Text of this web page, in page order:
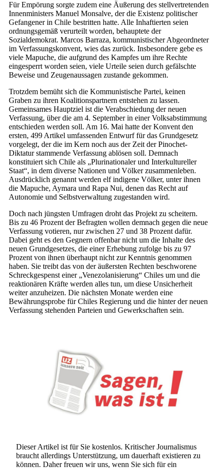
Für Empörung sorgte zudem eine Äußerung des stellvertretenden
Innenministers Manuel Monsalve, der die Existenz politischer
Gefangener in Chile bestritten hatte. Alle Inhaftierten seien
ordnungsgemäß verurteilt worden, behauptete der
Sozialdemokrat. Marcos Barraza, kommunistischer Abgeordneter
im Verfassungskonvent, wies das zurück. Insbesondere gebe es
viele Mapuche, die aufgrund des Kampfes um ihre Rechte
eingesperrt worden seien, viele Urteile seien durch gefälschte
Beweise und Zeugenaussagen zustande gekommen.
Trotzdem bemüht sich die Kommunistische Partei, keinen
Graben zu ihren Koalitionspartnern entstehen zu lassen.
Gemeinsames Hauptziel ist die Verabschiedung der neuen
Verfassung, über die am 4. September in einer Volksabstimmung
entschieden werden soll. Am 16. Mai hatte der Konvent den
ersten, 499 Artikel umfassenden Entwurf für das Grundgesetz
vorgelegt, der die im Kern noch aus der Zeit der Pinochet-
Diktatur stammende Verfassung ablösen soll. Demnach
konstituiert sich Chile als „Plurinationaler und Interkultureller
Staat“, in dem diverse Nationen und Völker zusammenleben.
Ausdrücklich genannt werden elf indigene Völker, unter ihnen
die Mapuche, Aymara und Rapa Nui, denen das Recht auf
Autonomie und Selbstverwaltung zugestanden wird.
Doch nach jüngsten Umfragen droht das Projekt zu scheitern.
Bis zu 46 Prozent der Befragten wollen demnach gegen die neue
Verfassung votieren, nur zwischen 27 und 38 Prozent dafür.
Dabei geht es den Gegnern offenbar nicht um die Inhalte des
neuen Grundgesetzes, die einer Erhebung zufolge bis zu 97
Prozent von ihnen überhaupt nicht zur Kenntnis genommen
haben. Sie treibt das von der äußersten Rechten beschworene
Schreckgespenst einer „Venezolanisierung“ Chiles um und die
reaktionären Kräfte werden alles tun, um diese Unsicherheit
weiter anzuheizen. Die nächsten Monate werden eine
Bewährungsprobe für Chiles Regierung und die hinter der neuen
Verfassung stehenden Parteien und Gewerkschaften sein.
Dieser Artikel ist für Sie kostenlos. Kritischer Journalismus
braucht allerdings Unterstützung, um dauerhaft existieren zu
können. Daher freuen wir uns, wenn Sie sich für ein